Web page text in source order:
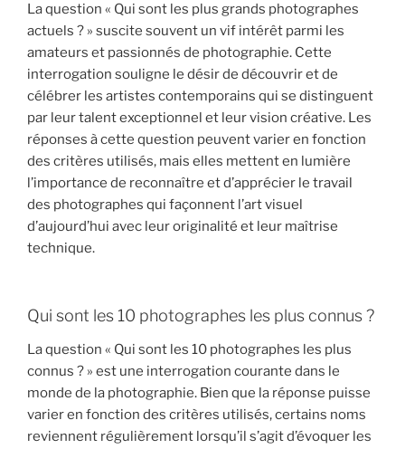
La question « Qui sont les plus grands photographes
actuels ? » suscite souvent un vif intérêt parmi les
amateurs et passionnés de photographie. Cette
interrogation souligne le désir de découvrir et de
célébrer les artistes contemporains qui se distinguent
par leur talent exceptionnel et leur vision créative. Les
réponses à cette question peuvent varier en fonction
des critères utilisés, mais elles mettent en lumière
l’importance de reconnaître et d’apprécier le travail
des photographes qui façonnent l’art visuel
d’aujourd’hui avec leur originalité et leur maîtrise
technique.
Qui sont les 10 photographes les plus connus ?
La question « Qui sont les 10 photographes les plus
connus ? » est une interrogation courante dans le
monde de la photographie. Bien que la réponse puisse
varier en fonction des critères utilisés, certains noms
reviennent régulièrement lorsqu’il s’agit d’évoquer les